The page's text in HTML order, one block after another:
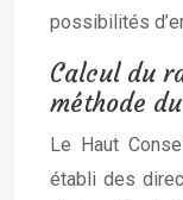
possibilités
Calcul du
méthode du
Le Haut
établi des